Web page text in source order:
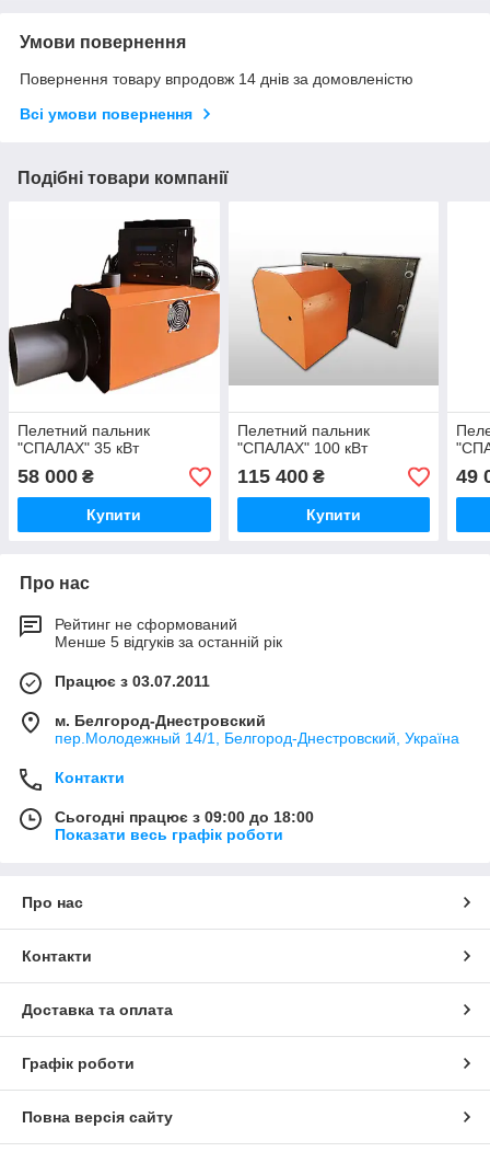
Умови повернення
Повернення товару впродовж 14 днів за домовленістю
Всі умови повернення
Подібні товари компанії
Пелетний пальник
"СПАЛАХ" 35 кВт
58 000 ₴
Купити
Пелетний пальник
"СПАЛАХ" 100 кВт
115 400₴
Купити
49
Про нас
Рейтинг не сформований
Менше 5 відгуків за останній рік
Працює з 03.07.2011
м. Белгород-Днестровский
пер.Молодежный 14/1, Белгород-Днестровский, Україна
Контакти
Сьогодні працює з 09:00 до 18:00
Показати весь графік роботи
Про нас
Контакти
Доставка та оплата
Графік роботи
Повна версія сайту